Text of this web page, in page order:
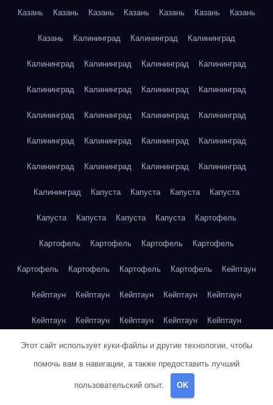
Казань Казань Казань Казань Казань Казань Казань
Казань Калининград Калининград Калининград
Калининград Калининград Калининград Калининград
Калининград Калининград Калининград Калининград
Калининград Калининград Калининград Калининград
Калининград Калининград Калининград Калининград
Калининград Калининград Калининград Калининград
Калининград Капуста Капуста Капуста Капуста
Капуста Капуста Капуста Капуста Картофель
Картофель Картофель Картофель Картофель
Картофель Картофель Картофель Картофель Кейптаун
Кейптаун Кейптаун Кейптаун Кейптаун Кейптаун
Кейптаун Кейптаун Кейптаун Кейптаун Кейптаун
Кейптаун Кейптаун Кейптаун Кейптаун Кейптаун
Кейптаун
Клубника
Этот сайт использует куки-файлы и другие технологии, чтобы
помочь вам в навигации, а также предоставить лучший
пользовательский опыт. OK